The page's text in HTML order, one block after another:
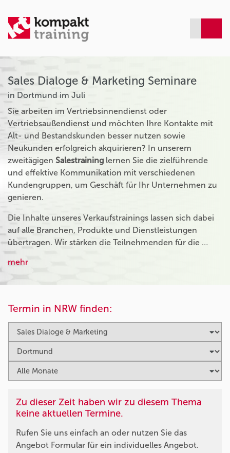
Sales Dialoge & Marketing Seminare
in Dortmund im Juli
Sie arbeiten im Vertriebsinnendienst oder
Vertriebsaußendienst und möchten Ihre Kontakte mit
Alt- und Bestandskunden besser nutzen sowie
Neukunden erfolgreich akquirieren? In unserem
zweitägigen Salestraining lernen Sie die zielführende
und effektive Kommunikation mit verschiedenen
Kundengruppen, um Geschäft für Ihr Unternehmen zu
genieren.
Die Inhalte unseres Verkaufstrainings lassen sich dabei
auf alle Branchen, Produkte und Dienstleistungen
übertragen. Wir stärken die Teilnehmenden für die …
mehr
Termin in NRW finden:
Zu dieser Zeit haben wir zu diesem Thema
keine aktuellen Termine.
Rufen Sie uns einfach an oder nutzen Sie das
Angebot Formular für ein individuelles Angebot.